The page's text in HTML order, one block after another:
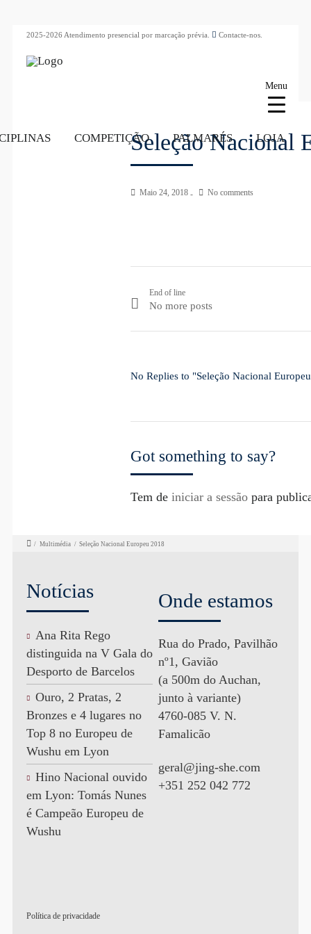
2025-2026 Atendimento presencial por marcação prévia. Contacte-nos.
COMPETIÇÃO PALMARÉS LOJA
Seleção Nacional
Maio 24, 2018 No comments
End of line
No more posts
No Replies to "Seleção Nacional
Got something to say?
Tem de iniciar a sessãopara
/ Multimédia / Seleção Nacional Europeu 2018
Notícias
Ana Rita Rego
distinguida na V Gala do
Desporto de Barcelos
Ouro, 2 Pratas, 2
Bronzes e 4 lugares no
Top 8 no Europeu de
Wushu em Lyon
Hino Nacional ouvido
em Lyon: Tomás Nunes
é Campeão Europeu de
Wushu
Onde estamos
Rua do Prado, Pavilhão
nº1, Gavião
(a 500m do Auchan,
junto à variante)
4760-085 V. N.
Famalicão
geral@jing-she.com
+351 252 042 772
Política de privacidade
Menu